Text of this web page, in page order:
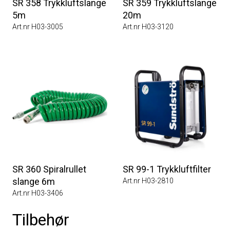
SR 358 Trykkluftslange
5m
Art.nr H03-3005
SR 359 Trykkluftslange
20m
Art.nr H03-3120
SR 360 Spiralrullet
slange 6m
Art.nr H03-3406
SR 99-1 Trykkluftfilter
Art.nr H03-2810
Tilbehør